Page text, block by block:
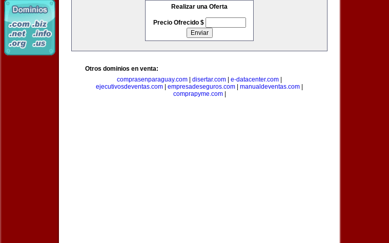
Realizar una Oferta
Precio Ofrecido $
Otros dominios en venta:
comprasenparaguay.com
disertar.com e-datacenter.com
ejecutivosdeventas.com
empresadeseguros.com manualdeventas.com
comprapyme.com|